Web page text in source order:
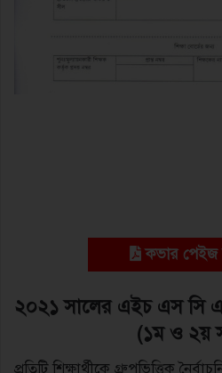
কভার পেইজ
২০২১ সালের এইচ এস সি
(১ম ও ২য়
প্রতিটি শিক্ষার্থীকে গ্রুপভিত্তিক